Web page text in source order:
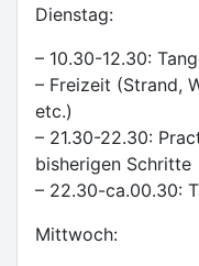
Dienstag:
– 10.30-12.30:
– Freizeit (Strand,
etc.)
– 21.30-22.30:
bisherigen Schritte
– 22.30-ca.00.30:
Mittwoch: